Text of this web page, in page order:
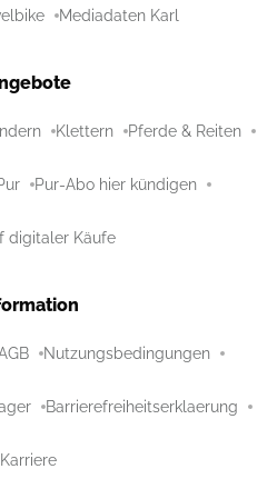
Mediadaten Karl
Klettern Pferde & Reiten
Pur-Abo hier kündigen
digitaler Käufe
Nutzungsbedingungen
Barrierefreiheitserklaerung
Karriere